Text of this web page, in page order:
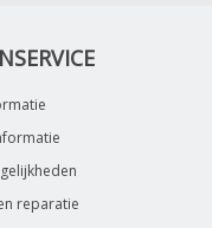
reparatie